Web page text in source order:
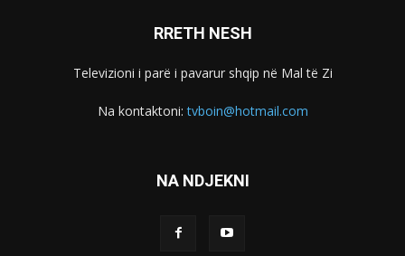
RRETH NESH
Televizioni i parë i pavarur shqip në Mal të Zi
Na kontaktoni:tvboin@hotmail.com
NA NDJEKNI